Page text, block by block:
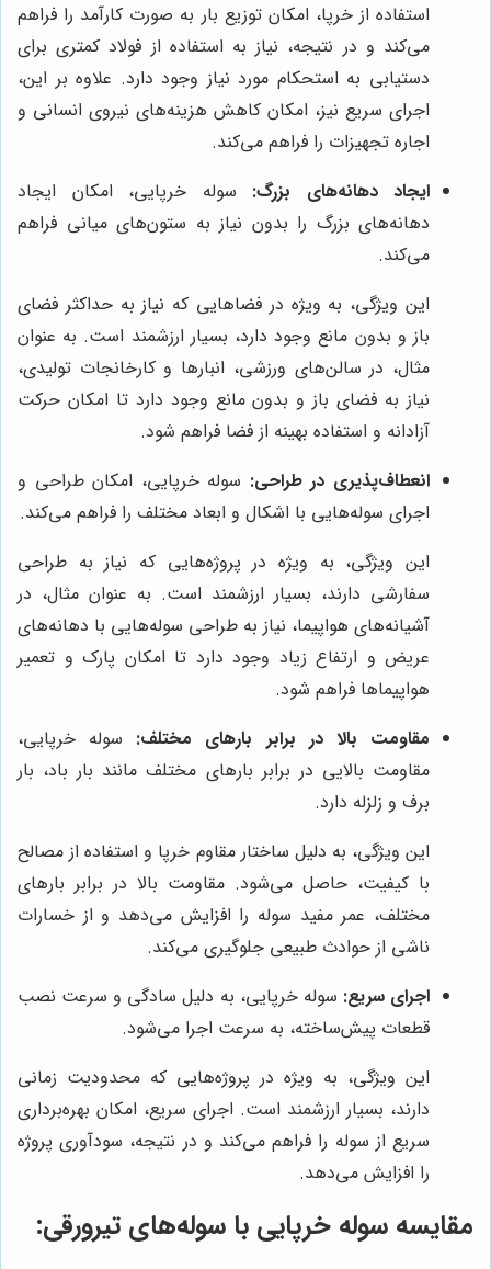
استفاده از خرپا، امکان توزیع بار به صورت کارآمد را فراهم
می‌کند و در نتیجه، نیاز به استفاده از فولاد کمتری برای
دستیابی به استحکام مورد نیاز وجود دارد. علاوه بر این،
اجرای سریع نیز، امکان کاهش هزینه‌های نیروی انسانی و
اجاره تجهیزات را فراهم می‌کند.
ایجاد دهانه‌های بزرگ: سوله خرپایی، امکان ایجاد
دهانه‌های بزرگ را بدون نیاز به ستون‌های میانی فراهم
می‌کند.
این ویژگی، به ویژه در فضاهایی که نیاز به حداکثر فضای
باز و بدون مانع وجود دارد، بسیار ارزشمند است. به عنوان
مثال، در سالن‌های ورزشی، انبارها و کارخانجات تولیدی،
نیاز به فضای باز و بدون مانع وجود دارد تا امکان حرکت
آزادانه و استفاده بهینه از فضا فراهم شود.
انعطاف‌پذیری در طراحی: سوله خرپایی، امکان طراحی و
اجرای سوله‌هایی با اشکال و ابعاد مختلف را فراهم می‌کند.
این ویژگی، به ویژه در پروژه‌هایی که نیاز به طراحی
سفارشی دارند، بسیار ارزشمند است. به عنوان مثال، در
آشیانه‌های هواپیما، نیاز به طراحی سوله‌هایی با دهانه‌های
عریض و ارتفاع زیاد وجود دارد تا امکان پارک و تعمیر
هواپیماها فراهم شود.
مقاومت بالا در برابر بارهای مختلف: سوله خرپایی،
مقاومت بالایی در برابر بارهای مختلف مانند بار باد، بار
برف و زلزله دارد.
این ویژگی، به دلیل ساختار مقاوم خرپا و استفاده از مصالح
با کیفیت، حاصل می‌شود. مقاومت بالا در برابر بارهای
مختلف، عمر مفید سوله را افزایش می‌دهد و از خسارات
ناشی از حوادث طبیعی جلوگیری می‌کند.
اجرای سریع: سوله خرپایی، به دلیل سادگی و سرعت نصب
قطعات پیش‌ساخته، به سرعت اجرا می‌شود.
این ویژگی، به ویژه در پروژه‌هایی که محدودیت زمانی
دارند، بسیار ارزشمند است. اجرای سریع، امکان بهره‌برداری
سریع از سوله را فراهم می‌کند و در نتیجه، سودآوری پروژه
را افزایش می‌دهد.
مقایسه سوله خرپایی با سوله‌های تیرورقی: